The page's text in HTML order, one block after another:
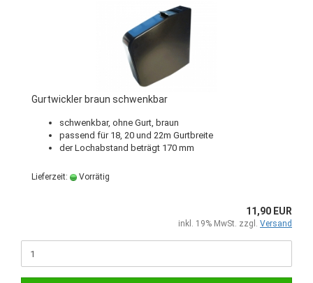
Gurtwickler braun schwenkbar
schwenkbar, ohne Gurt, braun
passend für 18, 20 und 22m Gurtbreite
der Lochabstand beträgt 170 mm
Lieferzeit: Vorrätig
11,90 EUR
inkl. 19% MwSt. zzgl. Versand